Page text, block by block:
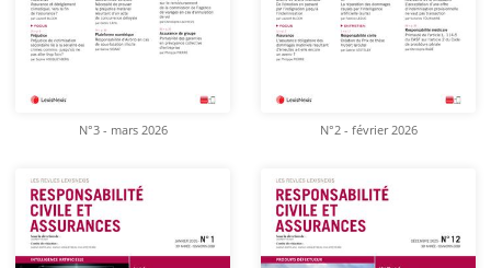
N°3 - mars 2026 N°2 - février 2026